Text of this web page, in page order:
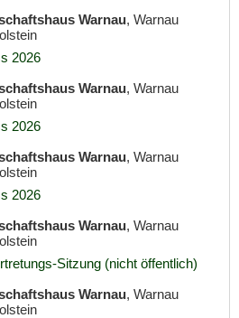
Warnau, Warnau
2026
Warnau, Warnau
2026
Warnau, Warnau
2026
Warnau, Warnau
Sitzung (nicht öffentlich)
Warnau, Warnau